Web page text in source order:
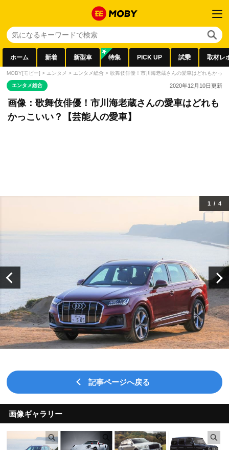
ホーム 新着 新型車 特集 PICK UP 試乗 取材レ
MOBY[モビー] > エンタメ > エンタメ総合 > 歌舞伎俳優！市川海老蔵さんの愛車はどれもかっ
エンタメ総合 2020年12月10日更新
画像：歌舞伎俳優！市川海老蔵さんの愛車はどれも
かっこいい？【芸能人の愛車】
1 / 4
記事ページへ戻る
画像ギャラリー